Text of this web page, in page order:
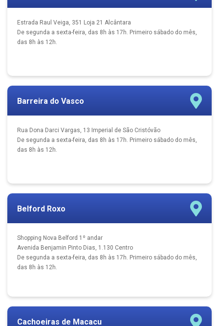
Estrada Raul Veiga, 351 Loja 21 Alcântara
De segunda a sexta-feira, das 8h às 17h. Primeiro sábado do mês,
das 8h às 12h.
Barreira do Vasco
Rua Dona Darci Vargas, 13 Imperial de São Cristóvão
De segunda a sexta-feira, das 8h às 17h. Primeiro sábado do mês,
das 8h às 12h.
Belford Roxo
Shopping Nova Belford 1º andar
Avenida Benjamin Pinto Dias, 1.130 Centro
De segunda a sexta-feira, das 8h às 17h. Primeiro sábado do mês,
das 8h às 12h.
Cachoeiras de Macacu